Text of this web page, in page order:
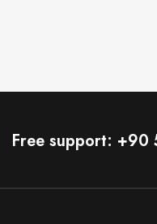
Free support: +90